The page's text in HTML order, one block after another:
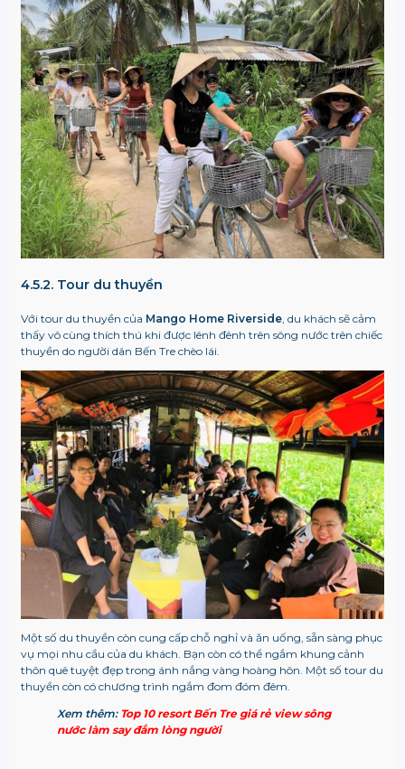
4.5.2. Tour du thuyền
Với tour du thuyền của Mango Home Riverside, du khách sẽ cảm
thấy vô cùng thích thú khi được lênh đênh trên sông nước trên chiếc
thuyền do người dân Bến Tre chèo lái.
Một số du thuyền còn cung cấp chỗ nghỉ và ăn uống, sẵn sàng phục
vụ mọi nhu cầu của du khách. Bạn còn có thể ngắm khung cảnh
thôn quê tuyệt đẹp trong ánh nắng vàng hoàng hôn. Một số tour du
thuyền còn có chương trình ngắm đom đóm đêm.
Xem thêm: Top 10 resort Bến Tre giá rẻ view sông
nước làm say đắm lòng người